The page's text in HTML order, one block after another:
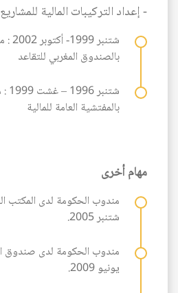
- إعداد التركيبات المالية
بالصندوق المغربي للتقاعد
بالمفتشية العامة للمالية
مهام أخرى
مندوب الحكومة لدى المكتب
شتنبر 2005.
مندوب الحكومة لدى صندوق
يونيو 2009.